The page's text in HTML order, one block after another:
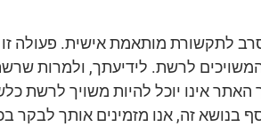
לתקשורת מותאמת אישית. פעולה
לרשת. לידיעתך, ולמרות
האתר אינו יוכל להיות משויך לרשת
בנושא זה, אנו מזמינים אותך לבקר